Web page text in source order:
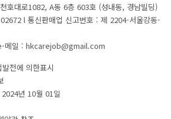
호대로1082, A동 6층 603호 (성내동, 경남빌딩)
l 통신판매업 신고번호 : 제 2204-서울강동-
일 : hkcarejob@gmail.com
전에 의한표시
년 10월 01일